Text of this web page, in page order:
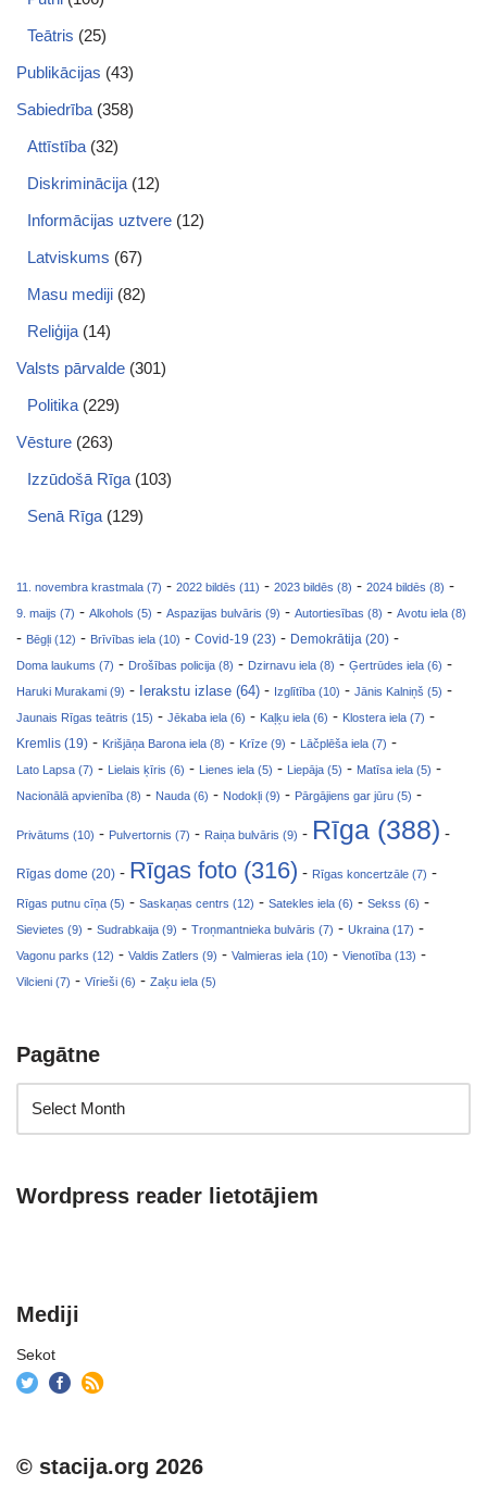
Teātris (25)
Publikācijas (43)
Sabiedrība (358)
Attīstība (32)
Diskriminācija (12)
Informācijas uztvere (12)
Latviskums (67)
Masu mediji (82)
Reliģija (14)
Valsts pārvalde (301)
Politika (229)
Vēsture (263)
Izzūdošā Rīga (103)
Senā Rīga (129)
11. novembra krastmala (7) - 2022 bildēs (11) - 2023 bildēs (8) - 2024 bildēs (8) -
9. maijs (7) - Alkohols (5) - Aspazijas bulvāris (9) - Autortiesības (8) - Avotu iela (8)
- Bēgļi (12) - Brīvības iela (10) - Covid-19 (23) - Demokrātija (20) -
Doma laukums (7) - Drošības policija (8) - Dzirnavu iela (8) - Ģertrūdes iela (6) -
Haruki Murakami (9) - Ierakstu izlase (64) - Izglītība (10) - Jānis Kalniņš (5) -
Jaunais Rīgas teātris (15) - Jēkaba iela (6) - Kaļķu iela (6) - Klostera iela (7) -
Kremlis (19) - Krišjāņa Barona iela (8) - Krīze (9) - Lāčplēša iela (7) -
Lato Lapsa (7) - Lielais ķīris (6) - Lienes iela (5) - Liepāja (5) - Matīsa iela (5) -
Nacionālā apvienība (8) - Nauda (6) - Nodokļi (9) - Pārgājiens gar jūru (5) -
Privātums (10) - Pulvertornis (7) - Raiņa bulvāris (9) - Rīga (388) -
Rīgas dome (20) - Rīgas foto (316) - Rīgas koncertzāle (7) -
Rīgas putnu cīņa (5) - Saskaņas centrs (12) - Satekles iela (6) - Sekss (6) -
Sievietes (9) - Sudrabkaija (9) - Troņmantnieka bulvāris (7) - Ukraina (17) -
Vagonu parks (12) - Valdis Zatlers (9) - Valmieras iela (10) - Vienotība (13) -
Vilcieni (7) - Vīrieši (6) - Zaķu iela (5)
Pagātne
Wordpress reader lietotājiem
Mediji
Sekot
© stacija.org 2026